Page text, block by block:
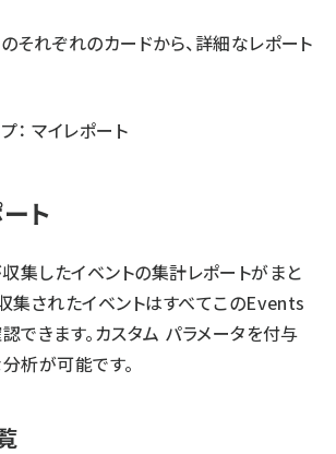
それぞれのカードから、詳細なレポート
： マイレポート
ト
集したイベントの集計レポートがまと
集されたイベントはすべてこのEvents
できます。カスタム パラメータを付与
析が可能です。